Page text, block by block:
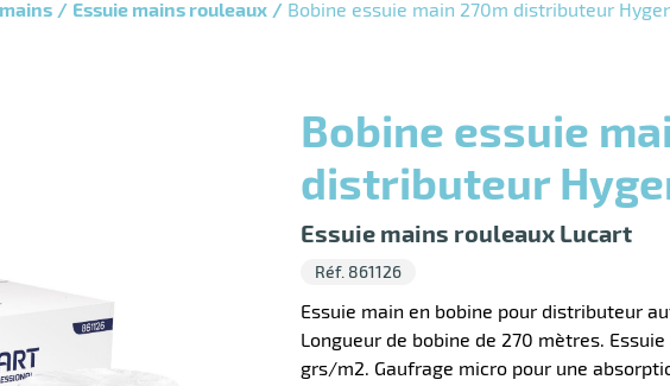
Essuie mains rouleaux Bobine essuie main 270m distributeur
Bobine essuie main 270m
distributeur
Essuie mains rouleaux Lucart
Réf. 861126
Essuie main en bobine pour distributeur
Longueur de bobine de 270 mètres.
grs/m2. Gaufrage micro pour une